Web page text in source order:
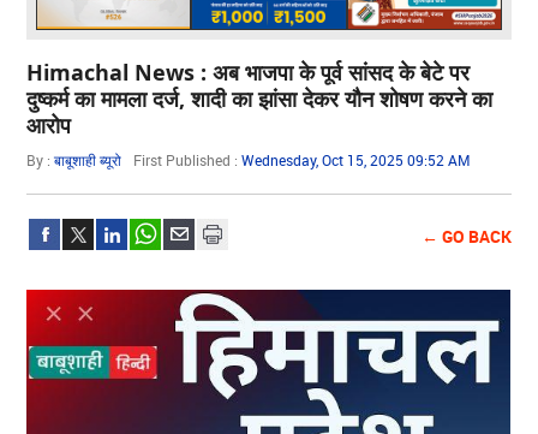
Himachal News : अब भाजपा के पूर्व सांसद के बेटे पर
दुष्कर्म का मामला दर्ज, शादी का झांसा देकर यौन शोषण करने का
आरोप
By :बाबूशाही ब्यूरो First Published :Wednesday, Oct 15, 2025 09:52 AM
← GO BACK